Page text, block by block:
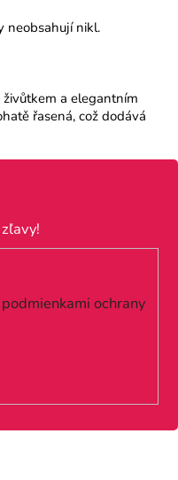
neobsahují nikl.
a elegantním
řasená, což dodává
podmienkami ochrany